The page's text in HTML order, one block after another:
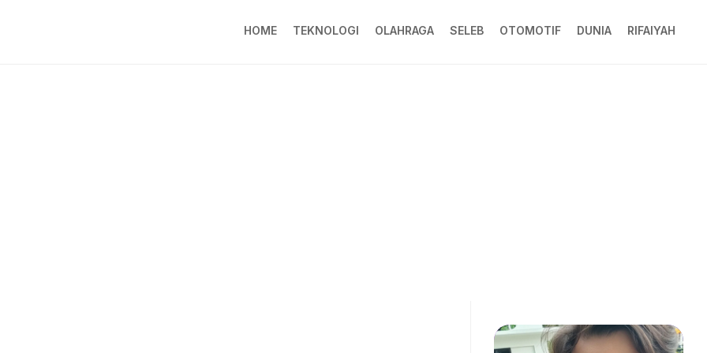
HOME TEKNOLOGI OLAHRAGA SELEB OTOMOTIF DUNIA RIFAIYAH